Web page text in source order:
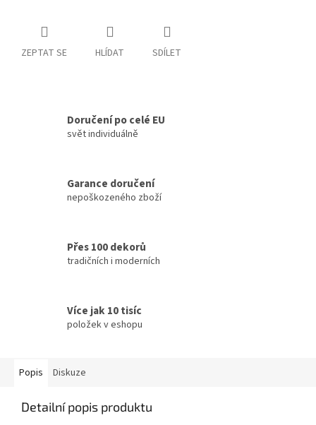
ZEPTAT SE HLÍDAT SDÍLET
Doručení po celé EU
svět individuálně
Garance doručení
nepoškozeného zboží
Přes 100 dekorů
tradičních i moderních
Více jak 10 tisíc
položek v eshopu
Popis Diskuze
Detailní popis produktu